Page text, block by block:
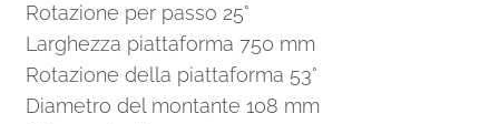
Rotazione per passo 25°
Larghezza piattaforma 750 mm
Rotazione della piattaforma 53°
Diametro del montante 108 mm